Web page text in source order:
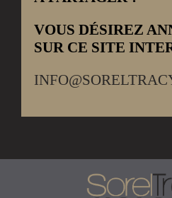
VOUS DÉSIREZ
SUR CE SITE